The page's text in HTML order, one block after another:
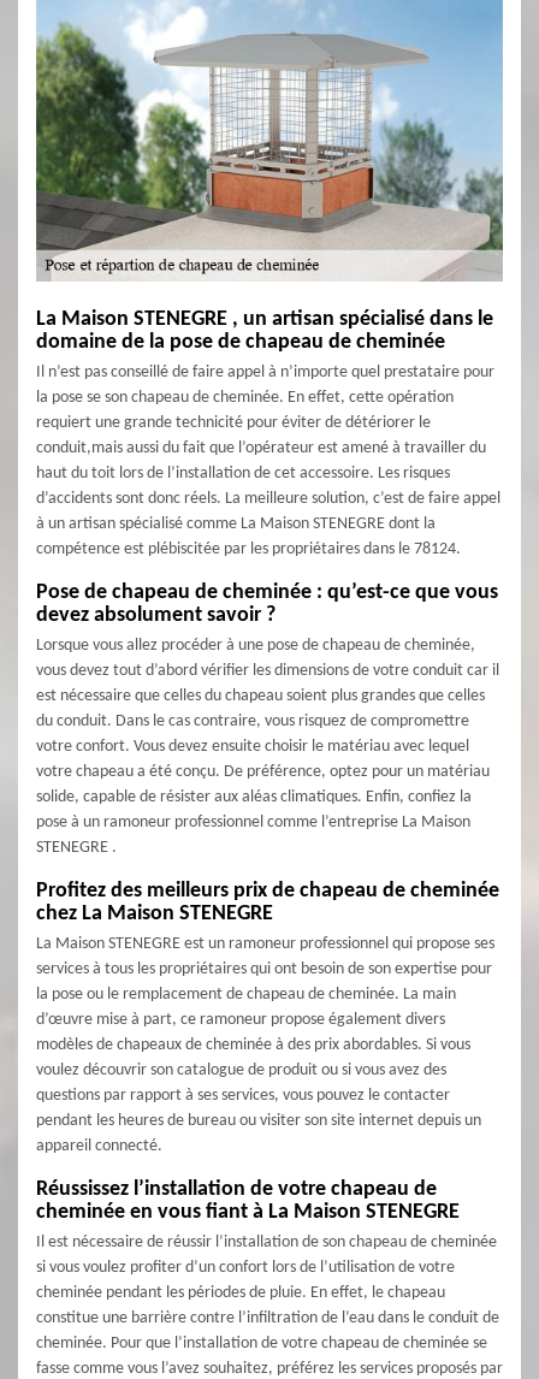
La Maison STENEGRE , un artisan spécialisé dans le
domaine de la pose de chapeau de cheminée
Il n’est pas conseillé de faire appel à n’importe quel prestataire pour
la pose se son chapeau de cheminée. En effet, cette opération
requiert une grande technicité pour éviter de détériorer le
conduit,mais aussi du fait que l’opérateur est amené à travailler du
haut du toit lors de l’installation de cet accessoire. Les risques
d’accidents sont donc réels. La meilleure solution, c’est de faire appel
à un artisan spécialisé comme La Maison STENEGRE dont la
compétence est plébiscitée par les propriétaires dans le 78124.
Pose de chapeau de cheminée : qu’est-ce que vous
devez absolument savoir ?
Lorsque vous allez procéder à une pose de chapeau de cheminée,
vous devez tout d’abord vérifier les dimensions de votre conduit car il
est nécessaire que celles du chapeau soient plus grandes que celles
du conduit. Dans le cas contraire, vous risquez de compromettre
votre confort. Vous devez ensuite choisir le matériau avec lequel
votre chapeau a été conçu. De préférence, optez pour un matériau
solide, capable de résister aux aléas climatiques. Enfin, confiez la
pose à un ramoneur professionnel comme l’entreprise La Maison
STENEGRE .
Profitez des meilleurs prix de chapeau de cheminée
chez La Maison STENEGRE
La Maison STENEGRE est un ramoneur professionnel qui propose ses
services à tous les propriétaires qui ont besoin de son expertise pour
la pose ou le remplacement de chapeau de cheminée. La main
d’œuvre mise à part, ce ramoneur propose également divers
modèles de chapeaux de cheminée à des prix abordables. Si vous
voulez découvrir son catalogue de produit ou si vous avez des
questions par rapport à ses services, vous pouvez le contacter
pendant les heures de bureau ou visiter son site internet depuis un
appareil connecté.
Réussissez l’installation de votre chapeau de
cheminée en vous fiant à La Maison STENEGRE
Il est nécessaire de réussir l’installation de son chapeau de cheminée
si vous voulez profiter d’un confort lors de l’utilisation de votre
cheminée pendant les périodes de pluie. En effet, le chapeau
constitue une barrière contre l’infiltration de l’eau dans le conduit de
cheminée. Pour que l’installation de votre chapeau de cheminée se
fasse comme vous l’avez souhaitez, préférez les services proposés par